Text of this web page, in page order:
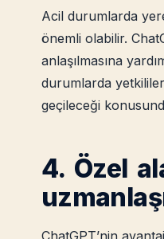
Acil durumlarda
önemli olabilir.
anlaşılmasına
durumlarda
geçileceği
4. Özel
ChatGPT’nin